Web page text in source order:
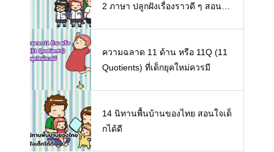
2 ภาษา ปลูกฝังเรื่องราวดี ๆ สอนใจ
ความฉลาด 11 ด้าน หรือ 11Q (11
Quotients) ที่เด็กยุคใหม่ควรมี
14 นิทานพื้นบ้านของไทย สอนใจเด็
กได้ดี